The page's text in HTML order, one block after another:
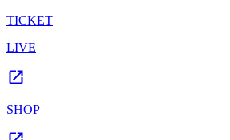
TICKET
LIVE
SHOP